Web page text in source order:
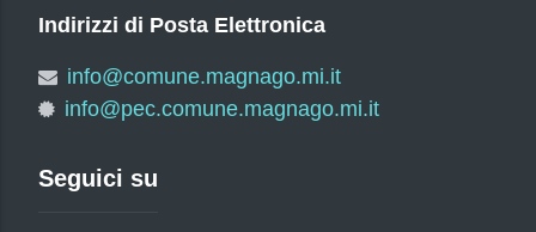
Indirizzi di Posta Elettronica
info@comune.magnago.mi.it
info@pec.comune.magnago.mi.it
Seguici su